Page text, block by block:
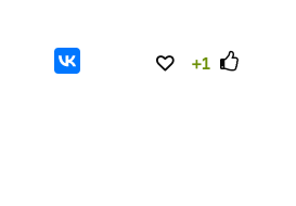
+1